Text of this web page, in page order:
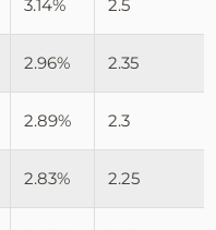
3.14% 2.5
2.96% 2.35
2.89% 2.3
2.83% 2.25